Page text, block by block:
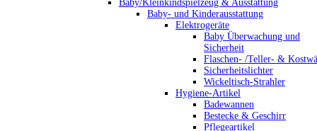
Baby/Kleinkindspielzeug & Ausstattung
Baby- und Kinderausstattung
Elektrogeräte
Baby Überwachung und
Sicherheit
Flaschen- /Teller- &
Sicherheitslichter
Wickeltisch-Strahler
Hygiene-Artikel
Badewannen
Bestecke & Geschirr
Pflegeartikel